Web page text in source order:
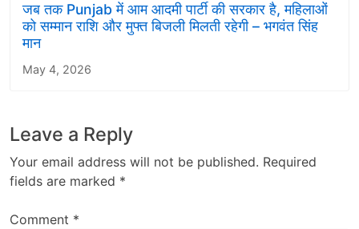
जब तक Punjab में आम आदमी पार्टी की सरकार है, महिलाओं
को सम्मान राशि और मुफ्त बिजली मिलती रहेगी – भगवंत सिंह
मान
May 4, 2026
Leave a Reply
Your email address will not be published. Required
fields are marked *
Comment *